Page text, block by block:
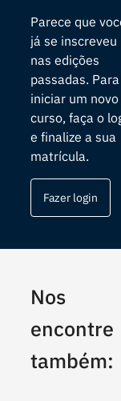
Parece que
já se inscreveu
nas edições
passadas. Para
iniciar um novo
curso, faça o
e finalize a sua
matrícula.
Fazer login
Nos
encontre
também: